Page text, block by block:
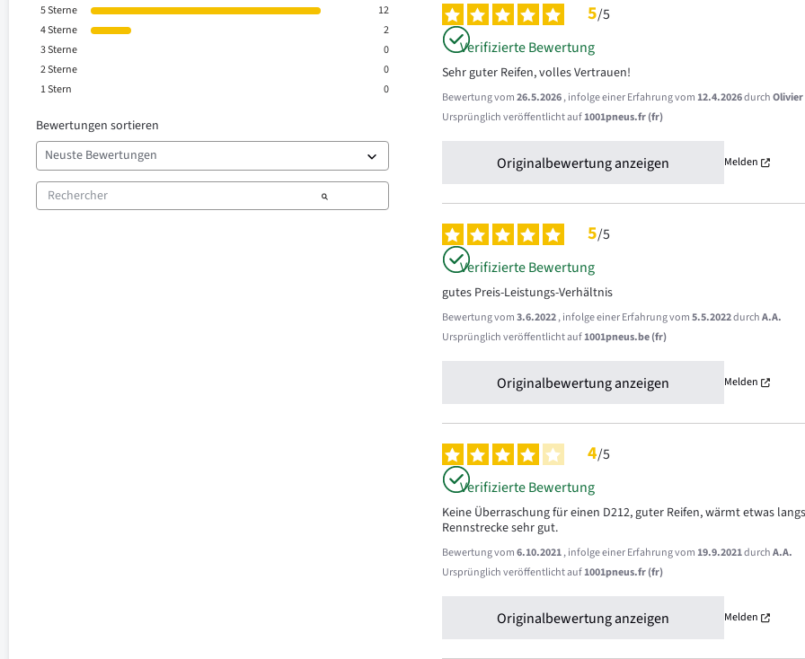
5Sterne
12
4Sterne
2
3Sterne
0
2Sterne
0
1Stern 0
Bewertungen sortieren
5/5
Verifizierte Bewertung
Sehr guter Reifen, volles Vertrauen!
Bewertung vom26.5.2026, infolge einer Erfahrung vom12.4.2026durchOlivier
Ursprünglich veröffentlicht auf1001pneus.fr (fr)
Originalbewertung anzeigen Melden
5/5
Verifizierte Bewertung
gutes Preis-Leistungs-Verhältnis
Bewertung vom3.6.2022, infolge einer Erfahrung vom5.5.2022durchA.A.
Ursprünglich veröffentlicht auf1001pneus.be (fr)
Originalbewertung anzeigen Melden
4/5
Verifizierte Bewertung
Keine Überraschung für einen D212, guter Reifen, wärmt etwas
Rennstrecke sehr gut.
Bewertung vom6.10.2021, infolge einer Erfahrung vom19.9.2021durchA.A.
Ursprünglich veröffentlicht auf1001pneus.fr (fr)
Originalbewertung anzeigen Melden